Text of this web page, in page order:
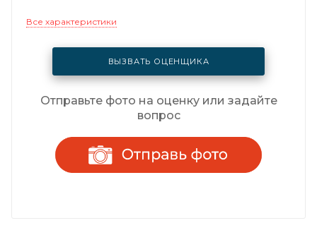
Все характеристики
ВЫЗВАТЬ ОЦЕНЩИКА
Отправьте фото на оценку или задайте
вопрос